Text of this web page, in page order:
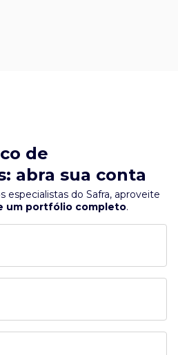
de
abra sua conta
especialistas do Safra, aproveite
um portfólio completo.